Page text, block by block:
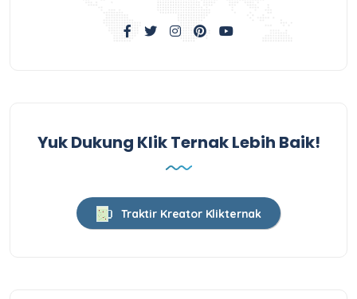
Yuk Dukung Klik Ternak Lebih Baik!
Traktir Kreator Klikternak